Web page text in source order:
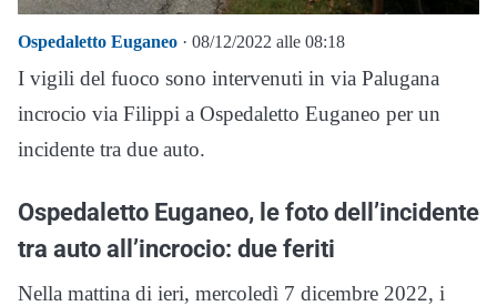
Ospedaletto Euganeo · 08/12/2022 alle 08:18
I vigili del fuoco sono intervenuti in via Palugana
incrocio via Filippi a Ospedaletto Euganeo per un
incidente tra due auto.
Ospedaletto Euganeo, le foto dell’incidente
tra auto all’incrocio: due feriti
Nella mattina di ieri, mercoledì 7 dicembre 2022, i